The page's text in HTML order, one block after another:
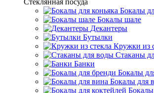
Стеклянная посуда
Бокалы
Бокалы шале
Декантеры
Бутылки
Кружки из
Стаканы
Банки
Бокалы
Бокалы для
Бокалы